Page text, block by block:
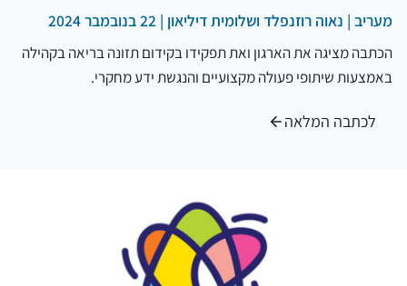
מעריב | נאוה רוזנפלדושלומית דיליאון | 22 בנובמבר 2024
הכתבה מציגה את הארגון ואת תפקידו בקידום תזונה בריאה בקהילה
באמצעות שיתופי פעולה מקצועיים והנגשת ידע מחקרי.
לכתבה המלאה